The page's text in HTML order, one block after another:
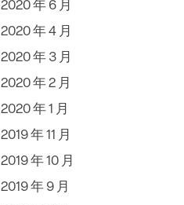
2020 年 6 月
2020 年 4 月
2020 年 3 月
2020 年 2 月
2020 年 1 月
2019 年 11 月
2019 年 10 月
2019 年 9 月